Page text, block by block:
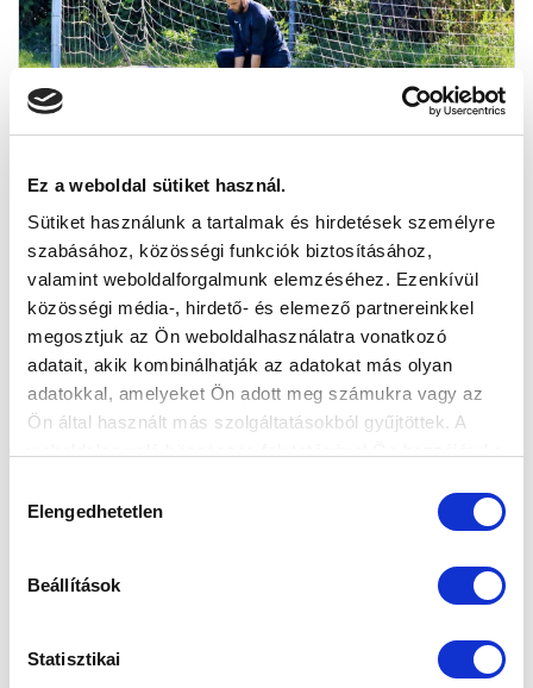
Ez a weboldal sütiket használ.
Sütiket használunk a tartalmak és hirdetések személyre
szabásához, közösségi funkciók biztosításához,
valamint weboldalforgalmunk elemzéséhez. Ezenkívül
közösségi média-, hirdető- és elemező partnereinkkel
megosztjuk az Ön weboldalhasználatra vonatkozó
adatait, akik kombinálhatják az adatokat más olyan
adatokkal, amelyeket Ön adott meg számukra vagy az
Ön által használt más szolgáltatásokból gyűjtöttek. A
kiválasztása
Elengedhetetlen
Beállítások
Statisztikai
ÍGY LÁTTÁK A PÁLYA KÉT VÉGÉRŐL
2017-09-19 09:00:00
A kapuban bravúrosan védő Varga Bence, és az első
gólt szerző csatár, Szerencsi Miklós értékelte a Putnok
elleni győzelm...